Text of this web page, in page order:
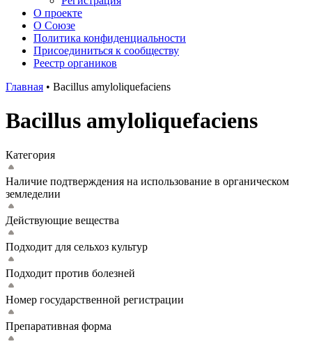
О проекте
О Союзе
Политика конфиденциальности
Присоединиться к сообществу
Реестр органиков
Главная • Bacillus amyloliquefaciens
Bacillus amyloliquefaciens
Категория
Наличие подтверждения на использование в органическом
земледелии
Действующие вещества
Подходит для сельхоз культур
Подходит против болезней
Номер государственной регистрации
Препаративная форма